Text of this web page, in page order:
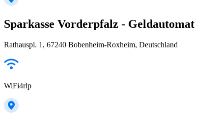
Sparkasse Vorderpfalz - Geldautomat
Rathauspl. 1, 67240 Bobenheim-Roxheim, Deutschland
WiFi4rlp